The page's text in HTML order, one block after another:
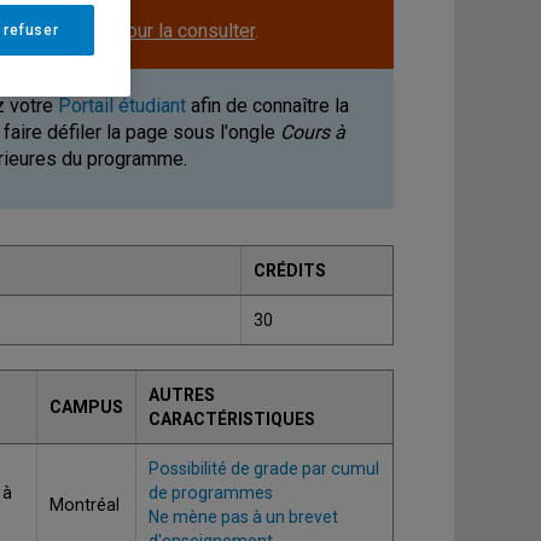
Cliquez ici pour la consulter.
votre Portail étudiant afin de connaître la
défiler la page sous l'ongle Cours à
du programme.
CRÉDITS
30
CAMPUS
AUTRES
CARACTÉRISTIQUES
Montréal
Possibilité de grade par cumul
de programmes
Ne mène pas à un brevet
refuser